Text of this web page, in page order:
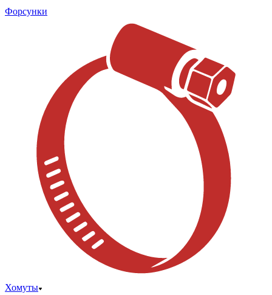
Форсунки
Хомуты